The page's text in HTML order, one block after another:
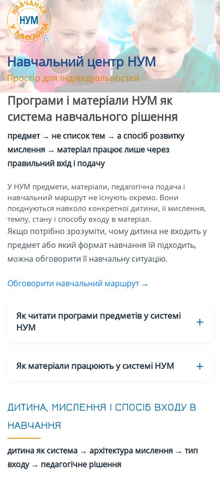
Навчальний центр НУМ
Простір для Індивідуальностей
Програми і матеріали НУМ як
система навчального рішення
предмет → не список тем → а спосіб розвитку
мислення → матеріал працює лише через
правильний вхід і подачу
У НУМ предмети, матеріали, педагогічна подача і
навчальний маршрут не існують окремо. Вони
поєднуються навколо конкретної дитини, її мислення,
темпу, стану і способу входу в матеріал.
Якщо потрібно зрозуміти, чому дитина не входить у
предмет або який формат навчання їй підходить,
можна обговорити її навчальну ситуацію.
Обговорити навчальний маршрут →
Як читати програми предметів у системі
НУМ
Як матеріали працюють у системі НУМ
ДИТИНА, МИСЛЕННЯ І СПОСІБ ВХОДУ В
НАВЧАННЯ
дитина як система → архітектура мислення → тип
входу → педагогічне рішення